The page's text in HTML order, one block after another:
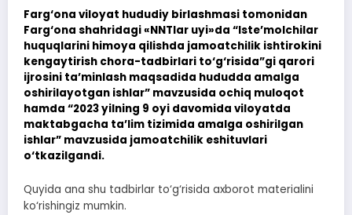
Farg‘ona viloyat hududiy birlashmasi tomonidan
Farg‘ona shahridagi «NNTlar uyi»da “Iste’molchilar
huquqlarini himoya qilishda jamoatchilik ishtirokini
kengaytirish chora-tadbirlari to‘g‘risida”gi qarori
ijrosini ta’minlash maqsadida hududda amalga
oshirilayotgan ishlar” mavzusida ochiq muloqot
hamda “2023 yilning 9 oyi davomida viloyatda
maktabgacha ta’lim tizimida amalga oshirilgan
ishlar” mavzusida jamoatchilik eshituvlari
o‘tkazilgandi.
Quyida ana shu tadbirlar to‘g‘risida axborot materialini
ko‘rishingiz mumkin.